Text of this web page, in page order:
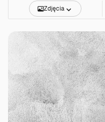
Zdjęcia